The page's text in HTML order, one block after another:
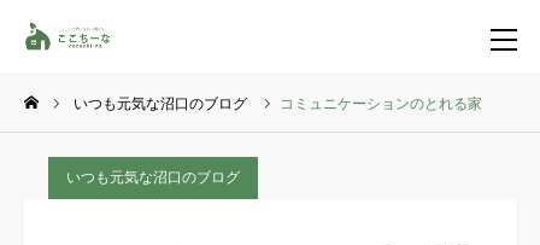
いつも元気な沼口のブログ コミュニケーションのとれる家
いつも元気な沼口のブログ
お問い合わせ